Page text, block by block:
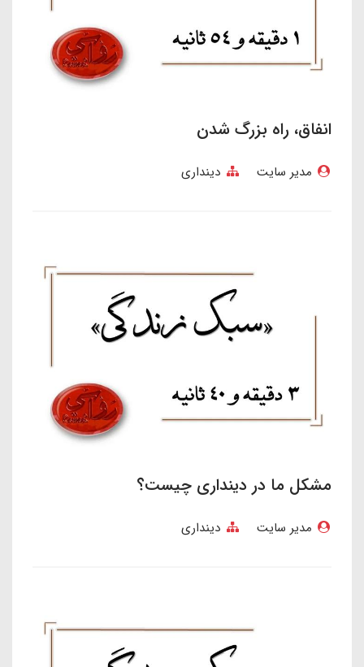
انفاق، راه بزرگ شدن
مدیر سایت دینداری
مشکل ما در دینداری چیست؟
مدیر سایت دینداری